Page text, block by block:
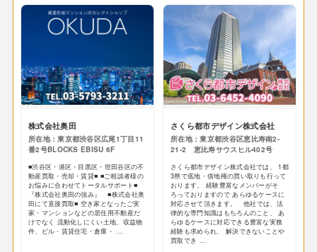
株式会社奥田
所在地：東京都渋谷区広尾1丁目11
番2号BLOCKS EBISU 6F
■渋谷区・港区・目黒区・世田谷区の不
動産買取・売却・賃貸■ ■ご相談者様の
お悩みに合わせてトータルサポート■
『株式会社奥田の強み』 ■株式会社奥
田にて直接買取■ 空き家となったご実
家・マンションなどの居住用不動産だ
けでなく 流動化しにくい土地、収益物
件、ビル・賃貸住宅・倉庫・ ...
さくら都市デザイン株式会社
所在地：東京都渋谷区恵比寿南2-
21-2​ 恵比寿サウスヒル402号
さくら都市デザイン株式会社では、 1都
3県で底地・借地権の買い取りも行って
おります。 経験豊富なメンバーがそ
ろっておりますので あらゆるケースに
対応させて頂きます。 他社では、法
律的な専門知識はもちろんのこと、 あ
らゆるケースに対応できる豊富な実務
経験も求められ、 解決できないことや
買取でき ...